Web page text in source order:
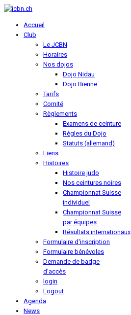
Accueil
Club
Le JCBN
Horaires
Nos dojos
Dojo Nidau
Dojo Bienne
Tarifs
Comité
Règlements
Examens de ceinture
Règles du Dojo
Statuts (allemand)
Liens
Histoires
Histoire judo
Nos ceintures noires
Championnat Suisse
individuel
Championnat Suisse
par équipes
Résultats internationaux
Formulaire d'inscription
Formulaire bénévoles
Demande de badge
d'accès
login
Logout
Agenda
News